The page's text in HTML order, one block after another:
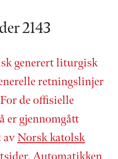
2143
generert liturgisk
retnings­linjer
de offisielle
er gjennom­gått
avNorsk katolsk